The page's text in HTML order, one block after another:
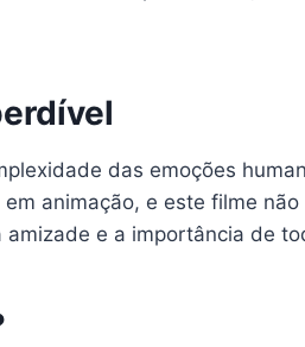
das emoções
animação, e este filme não
e a importância de